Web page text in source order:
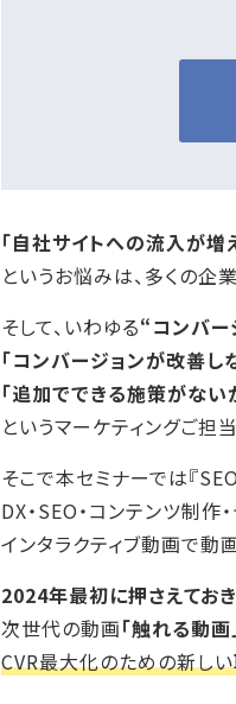
「自社サイトへの流入が
というお悩みは、多くの企
そして、いわゆる“コンバー
「コンバージョンが改善し
「追加でできる施策がない
というマーケティングご担
そこで本セミナーでは『
DX・SEO・コンテンツ制
インタラクティブ動画で動
2024年最初に押さえてお
次世代の動画「触れる動
CVR最大化のための新し